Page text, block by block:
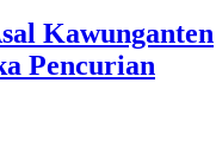
Kawunganten
Pencurian